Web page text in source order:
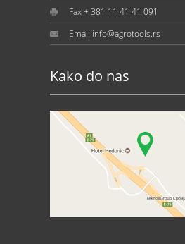
Fax + 381 11 41 41 091
Email info@agrotools.rs
Kako do nas